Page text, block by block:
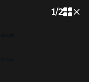
1/2